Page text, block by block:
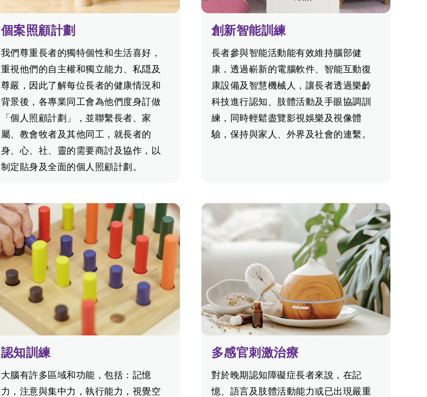
個案照顧計劃
我們尊重長者的獨特個性和生活喜好，
重視他們的自主權和獨立能力、私隠及
尊嚴，因此了解每位長者的健康情況和
背景後，各專業同工會為他們度身訂做
「個人照顧計劃」，並聯繫長者、家
屬、教會牧者及其他同工，就長者的
身、心、社、靈的需要商討及協作，以
制定貼身及全面的個人照顧計劃。
創新智能訓練
長者參與智能活動能有效維持腦部健
康，透過嶄新的電腦軟件、智能互動復
康設備及智慧機械人，讓長者透過樂齡
科技進行認知、肢體活動及手眼協調訓
練，同時輕鬆盡覽影視娛樂及視像體
驗，保持與家人、外界及社會的連繫。
認知訓練
大腦有許多區域和功能，包括：記憶
力，注意與集中力，執行能力，視覺空
多感官刺激治療
對於晚期認知障礙症長者來說，在記
憶、語言及肢體活動能力或已出現嚴重